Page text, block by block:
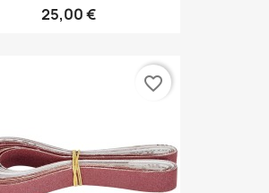
25,00 €
favorite_border